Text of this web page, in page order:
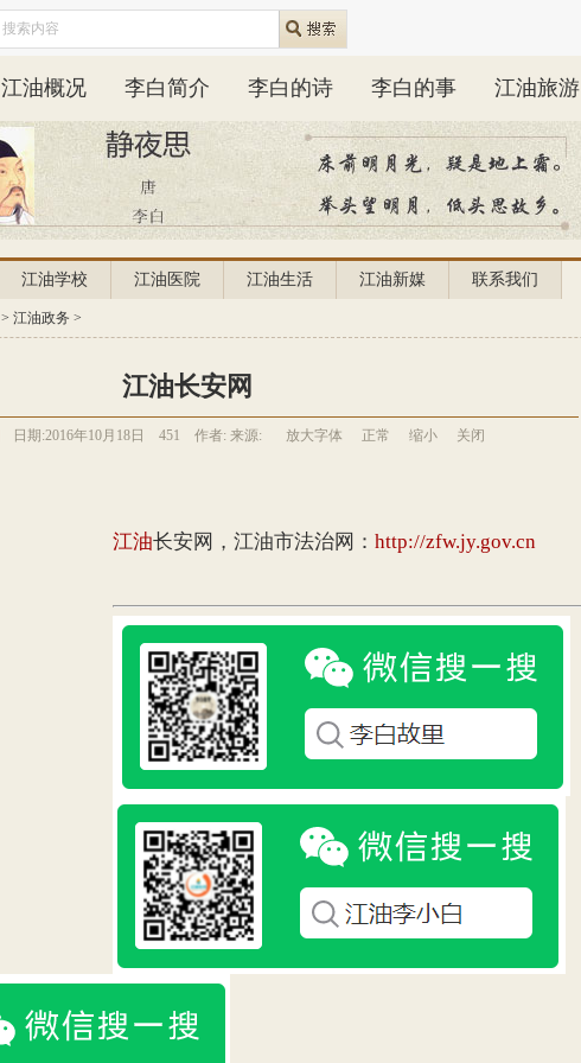
江油概况 李白简介 李白的诗 李白的事 江油旅游
江油学校 江油医院 江油生活 江油新媒 联系我们
> 江油政务 >
江油长安网
日期:2016年10月18日 451 作者: 来源: 放大字体 正常 缩小 关闭
江油长安网，江油市法治网： http://zfw.jy.gov.cn